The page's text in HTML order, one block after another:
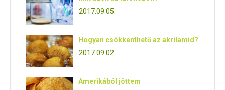
2017.09.05.
Hogyan csökkenthető az akrilamid?
2017.09.02.
Amerikából jöttem